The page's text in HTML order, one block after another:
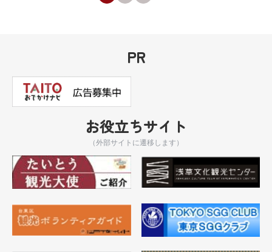
PR
お役立ちサイト
（外部サイトに遷移します）